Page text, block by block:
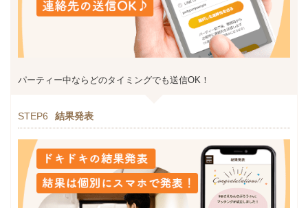
パーティー中ならどのタイミングでも送信OK！
STEP6 結果発表